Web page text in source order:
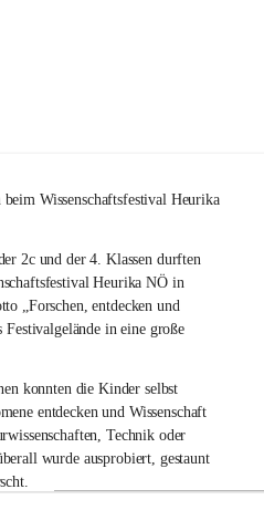
Wissenschaftsfestival Heurika
2c und der 4. Klassen durften
Heurika NÖ in
„Forschen, entdecken und
Festivalgelände in eine große
konnten die Kinder selbst
entdecken und Wissenschaft
Technik oder
wurde ausprobiert, gestaunt
Wissenschaftlerinnen und